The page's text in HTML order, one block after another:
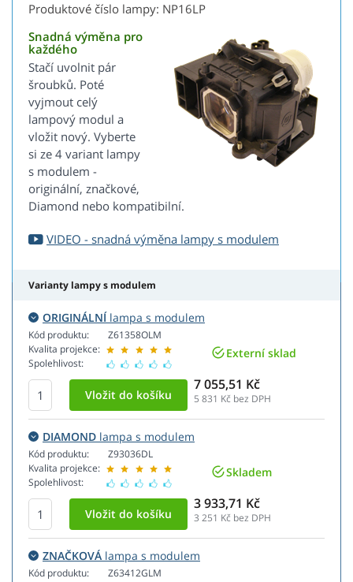
Produktové číslo lampy: NP16LP
Snadná výměna pro
každého
Stačí uvolnit pár
šroubků. Poté
vyjmout celý
lampový modul a
vložit nový. Vyberte
si ze 4 variant lampy
s modulem -
originální, značkové,
Diamond nebo kompatibilní.
VIDEO - snadná výměna lampy s modulem
Varianty lampy s modulem
ORIGINÁLNÍlampa s modulem
Kód produktu:
Kvalita projekce:
Spolehlivost:
Z61358OLM
Externí sklad
7 055,51 Kč
5 831 Kč bez DPH
DIAMOND lampa s modulem
Kód produktu:
Kvalita projekce:
Spolehlivost:
Z93036DL
Skladem
3 933,71 Kč
3 251 Kč bez DPH
ZNAČKOVÁ lampa s modulem
Kód produktu:
Z63412GLM